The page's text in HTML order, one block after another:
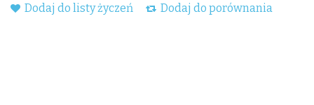
Dodaj do listy życzeń Dodaj do porównania